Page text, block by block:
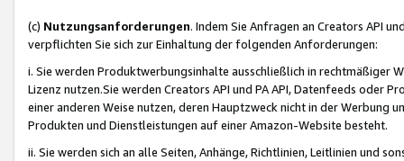
(c) Nutzungsanforderungen. Indem Sie Anfragen an Creators API
verpflichten Sie sich zur Einhaltung der folgenden Anforderungen:
i. Sie werden Produktwerbungsinhalte ausschließlich in rechtmäßiger
Lizenz nutzen.Sie werden Creators API und PA API, Datenfeeds oder
einer anderen Weise nutzen, deren Hauptzweck nicht in der Werbung
Produkten und Dienstleistungen auf einer Amazon-Website besteht.
ii. Sie werden sich an alle Seiten, Anhänge, Richtlinien, Leitlinien und